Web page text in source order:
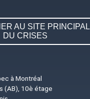
AU SITE PRINCIPAL
DU CRISES
à Montréal
(AB), 10è étage